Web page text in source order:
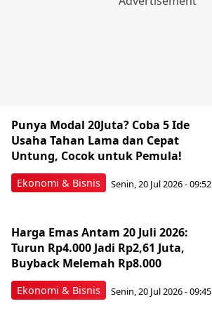
Ekonomi & Bisnis
Punya Modal 20Juta? Coba 5 Ide
Usaha Tahan Lama dan Cepat
Untung, Cocok untuk Pemula!
Senin, 20 Jul 2026 - 09:52
Ekonomi & Bisnis
Harga Emas Antam 20 Juli 2026:
Turun Rp4.000 Jadi Rp2,61 Juta,
Buyback Melemah Rp8.000
Senin, 20 Jul 2026 - 09:45